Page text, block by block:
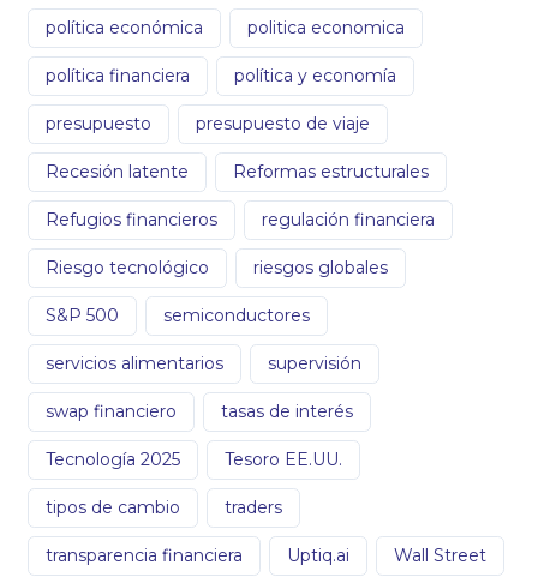
política económica politica economica
política financiera política y economía
presupuesto presupuesto de viaje
Recesión latente Reformas estructurales
Refugios financieros regulación financiera
Riesgo tecnológico riesgos globales
S&P 500 semiconductores
servicios alimentarios supervisión
swap financiero tasas de interés
Tecnología 2025 Tesoro EE.UU.
tipos de cambio traders
transparencia financiera Uptiq.ai Wall Street